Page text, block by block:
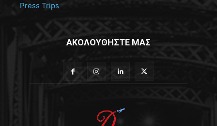
Press Trips
ΑΚΟΛΟΥΘΗΣΤΕ ΜΑΣ